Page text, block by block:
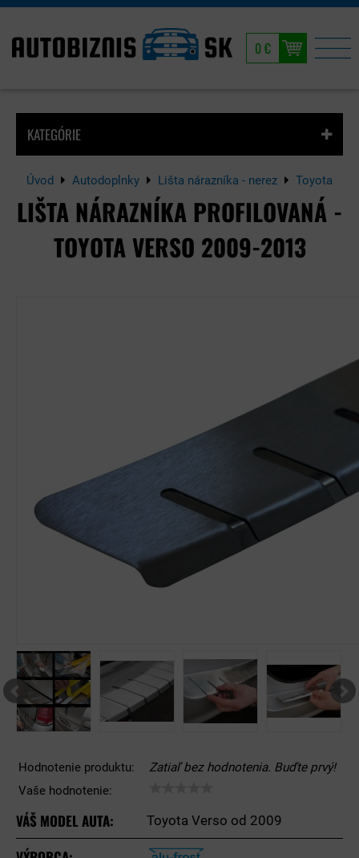
0 €
KATEGÓRIE
Úvod Autodoplnky Lišta nárazníka - nerez Toyota
LIŠTA NÁRAZNÍKA PROFILOVANÁ -
TOYOTA VERSO 2009-2013
Hodnotenie produktu:
Zatiaľ bez hodnotenia. Buďte prvý!
Vaše hodnotenie:
VÁŠ MODEL AUTA: Toyota Verso od 2009